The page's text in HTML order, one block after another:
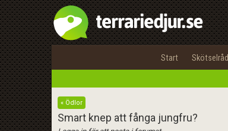
Start Skötselråd
« Ödlor
Smart knep att fånga jungfru?